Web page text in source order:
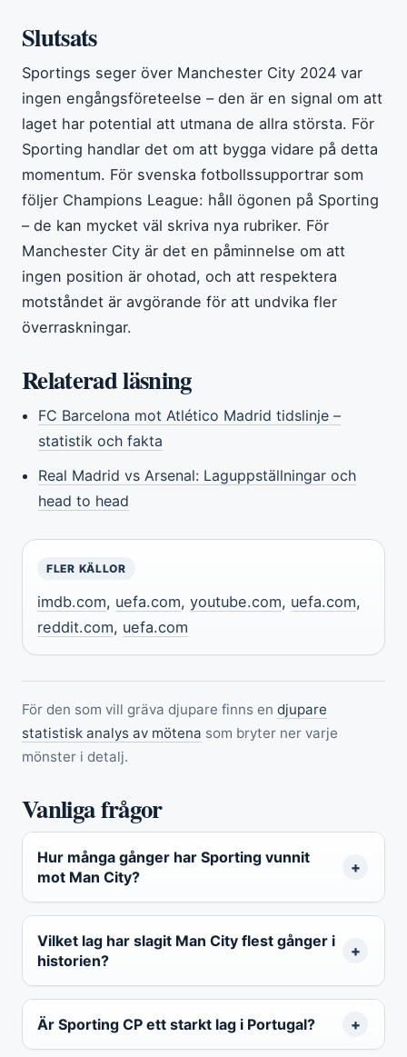
Slutsats
Sportings seger över Manchester City 2024 var
ingen engångsföreteelse – den är en signal om att
laget har potential att utmana de allra största. För
Sporting handlar det om att bygga vidare på detta
momentum. För svenska fotbollssupportrar som
följer Champions League: håll ögonen på Sporting
– de kan mycket väl skriva nya rubriker. För
Manchester City är det en påminnelse om att
ingen position är ohotad, och att respektera
motståndet är avgörande för att undvika fler
överraskningar.
Relaterad läsning
FC Barcelona mot Atlético Madrid tidslinje –
statistik och fakta
Real Madrid vs Arsenal: Laguppställningar och
head to head
FLER KÄLLOR
imdb.com, uefa.com, youtube.com, uefa.com,
reddit.com, uefa.com
För den som vill gräva djupare finns en djupare
statistisk analys av mötena som bryter ner varje
mönster i detalj.
Vanliga frågor
Hur många gånger har Sporting vunnit
mot Man City?
Vilket lag har slagit Man City flest gånger i
historien?
Är Sporting CP ett starkt lag i Portugal?